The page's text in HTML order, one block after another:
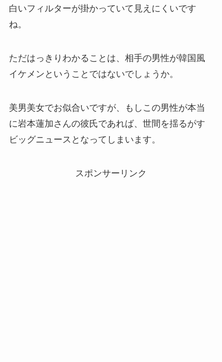
白いフィルターが掛かっていて見えにくいです
ね。
ただはっきりわかることは、相手の男性が韓国風
イケメンということではないでしょうか。
美男美女でお似合いですが、もしこの男性が本当
に岩本蓮加さんの彼氏であれば、世間を揺るがす
ビッグニュースとなってしまいます。
スポンサーリンク